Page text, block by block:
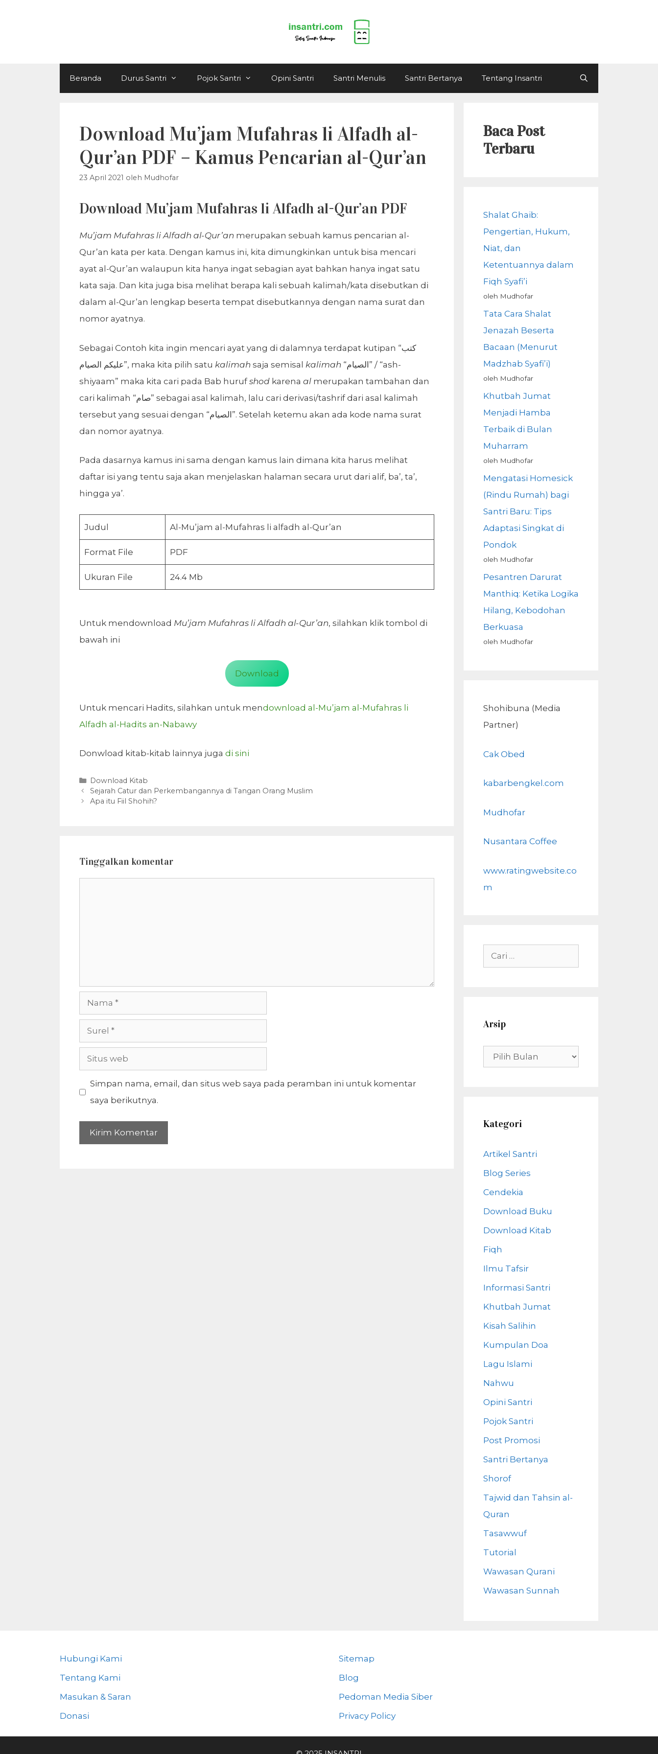
Beranda Durus Santri Pojok Santri Opini Santri Santri Menulis Santri Bertanya Tentang Insantri
Download Mu’jam Mufahras li Alfadh al-
Qur’an PDF – Kamus Pencarian al-Qur’an
23 April 2021 oleh Mudhofar
Download Mu’jam Mufahras li Alfadh al-Qur’an PDF
Mu’jam Mufahras li Alfadh al-Qur’an merupakan sebuah kamus pencarian al-
Qur’an kata per kata. Dengan kamus ini, kita dimungkinkan untuk bisa mencari
ayat al-Qur’an walaupun kita hanya ingat sebagian ayat bahkan hanya ingat satu
kata saja. Dan kita juga bisa melihat berapa kali sebuah kalimah/kata disebutkan di
dalam al-Qur’an lengkap beserta tempat disebutkannya dengan nama surat dan
nomor ayatnya.
Sebagai Contoh kita ingin mencari ayat yang di dalamnya terdapat kutipan “كتب
عليكم الصيام”, maka kita pilih satu kalimah saja semisal kalimah “الصيام” / “ash-
shiyaam” maka kita cari pada Bab huruf shod karena al merupakan tambahan dan
cari kalimah “صام” sebagai asal kalimah, lalu cari derivasi/tashrif dari asal kalimah
tersebut yang sesuai dengan “الصيام”. Setelah ketemu akan ada kode nama surat
dan nomor ayatnya.
Pada dasarnya kamus ini sama dengan kamus lain dimana kita harus melihat
daftar isi yang tentu saja akan menjelaskan halaman secara urut dari alif, ba’, ta’,
hingga ya’.
Judul Al-Mu’jam al-Mufahras li alfadh al-Qur’an
Format File PDF
Ukuran File 24.4 Mb
Untuk mendownload Mu’jam Mufahras li Alfadh al-Qur’an, silahkan klik tombol di
bawah ini
Download
Untuk mencari Hadits, silahkan untuk mendownload al-Mu’jam al-Mufahras li
Alfadh al-Hadits an-Nabawy
Donwload kitab-kitab lainnya juga di sini
Kategori
Download Kitab
Sejarah Catur dan Perkembangannya di Tangan Orang Muslim
Apa itu Fiil Shohih?
Tinggalkan komentar
Nama
Surel
Situs
web
Simpan nama, email, dan situs web saya pada peramban ini untuk komentar
saya berikutnya.
Baca Post
Terbaru
Shalat Ghaib:
Pengertian, Hukum,
Niat, dan
Ketentuannya dalam
Fiqh Syafi’i
oleh Mudhofar
Tata Cara Shalat
Jenazah Beserta
Bacaan (Menurut
Madzhab Syafi’i)
oleh Mudhofar
Khutbah Jumat
Menjadi Hamba
Terbaik di Bulan
Muharram
oleh Mudhofar
Mengatasi Homesick
(Rindu Rumah) bagi
Santri Baru: Tips
Adaptasi Singkat di
Pondok
oleh Mudhofar
Pesantren Darurat
Manthiq: Ketika Logika
Hilang, Kebodohan
Berkuasa
oleh Mudhofar
Shohibuna (Media
Partner)
Cak Obed
kabarbengkel.com
Mudhofar
Nusantara Coffee
www.ratingwebsite.co
m
Cari
untuk:
Arsip
Arsip
Kategori
Artikel Santri
Blog Series
Cendekia
Download Buku
Download Kitab
Fiqh
Ilmu Tafsir
Informasi Santri
Khutbah Jumat
Kisah Salihin
Kumpulan Doa
Lagu Islami
Nahwu
Opini Santri
Pojok Santri
Post Promosi
Santri Bertanya
Shorof
Tajwid dan Tahsin al-
Quran
Tasawwuf
Tutorial
Wawasan Qurani
Wawasan Sunnah
Hubungi Kami
Tentang Kami
Masukan & Saran
Donasi
Sitemap
Blog
Pedoman Media Siber
Privacy Policy